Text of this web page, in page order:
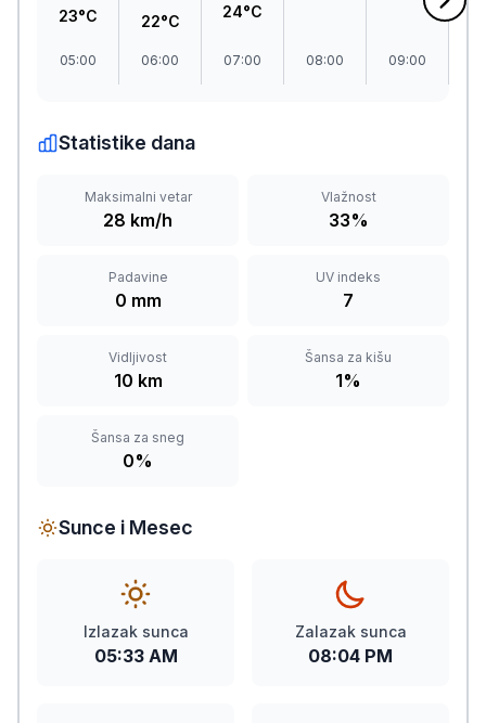
23°C
05:00
22°C
06:00
24°C
07:00 08:00 09:00
Statistike dana
Maksimalni vetar
28 km/h
Vlažnost
33%
Padavine
0 mm
UV indeks
7
Vidljivost
10 km
Šansa za kišu
1%
Šansa za sneg
0%
Sunce i Mesec
Izlazak sunca
05:33 AM
Zalazak sunca
08:04 PM